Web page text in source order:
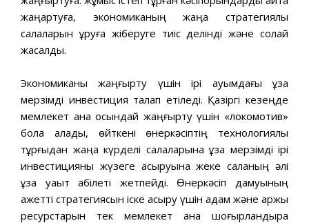
жаңартуға, экономиканың жаңа стратегиялық
салаларын құруға жiберуге тиiс делінді жəне солай
жасалды.
Экономиканы жаңғырту үшiн iрi ауқымдағы ұзақ
мерзiмдi инвестиция талап етiледi. Қазiргi кезеңде
мемлекет қана осындай жаңғырту үшiн «локомотив»
бола алады, өйткенi өнеркəсiптiң технологиялық
тұрғыдан жаңа күрделi салаларына ұзақ мерзiмдi iрi
инвестицияны жүзеге асыруына жеке саланың əлi
ұзақ уақыт қабілетi жетпейдi. Өнеркəсiп дамуының
қажеттi стратегиясын iске асыру үшiн адам жəне қаржы
ресурстарын тек мемлекет қана шоғырландыра